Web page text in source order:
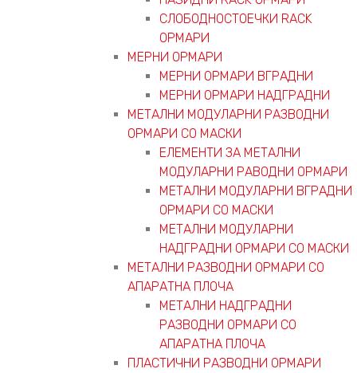
СЛОБОДНОСТОЕЧКИ RACK
ОРМАРИ
МЕРНИ ОРМАРИ
МЕРНИ ОРМАРИ ВГРАДНИ
МЕРНИ ОРМАРИ НАДГРАДНИ
МЕТАЛНИ МОДУЛАРНИ РАЗВОДНИ
ОРМАРИ СО МАСКИ
ЕЛЕМЕНТИ ЗА МЕТАЛНИ
МОДУЛАРНИ РАВОДНИ ОРМАРИ
МЕТАЛНИ МОДУЛАРНИ ВГРАДНИ
ОРМАРИ СО МАСКИ
МЕТАЛНИ МОДУЛАРНИ
НАДГРАДНИ ОРМАРИ СО МАСКИ
МЕТАЛНИ РАЗВОДНИ ОРМАРИ СО
АПАРАТНА ПЛОЧА
МЕТАЛНИ НАДГРАДНИ
РАЗВОДНИ ОРМАРИ СО
АПАРАТНА ПЛОЧА
ПЛАСТИЧНИ РАЗВОДНИ ОРМАРИ